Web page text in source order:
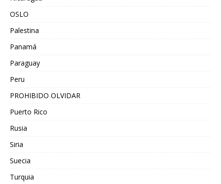
OSLO
Palestina
Panamá
Paraguay
Peru
PROHIBIDO OLVIDAR
Puerto Rico
Rusia
Siria
Suecia
Turquia